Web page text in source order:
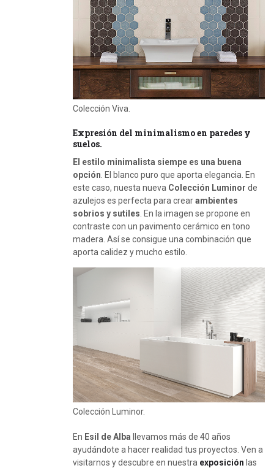
Colección Viva.
Expresión del minimalismo en paredes y
suelos.
El estilo minimalista siempe es una buena
opción . El blanco puro que aporta elegancia. En
este caso, nuesta nueva Colección Luminor de
azulejos es perfecta para crearambientes
sobrios y sutiles . En la imagen se propone en
contraste con un pavimento cerámico en tono
madera. Así se consigue una combinación que
aporta calidez y mucho estilo.
Colección Luminor.
En Esil de Alba llevamos más de 40 años
ayudándote a hacer realidad tus proyectos. Ven a
visitarnos y descubre en nuestra exposición las